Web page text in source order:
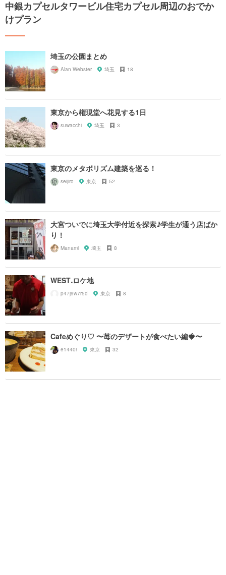
中銀カプセルタワービル住宅カプセル周辺のおでか
けプラン
埼玉の公園まとめ
Alan Webster 埼玉 18
東京から権現堂へ花見する1日
suwacchi 埼玉 3
東京のメタボリズム建築を巡る！
seijiro 東京 52
大宮ついでに埼玉大学付近を探索♪学生が通う店ばか
り！
Manami 埼玉 8
WESTꓸロケ地
p47j9w7r5d 東京 8
Cafeめぐり♡ 〜苺のデザートが食べたい編🍓〜
e1440r 東京 32